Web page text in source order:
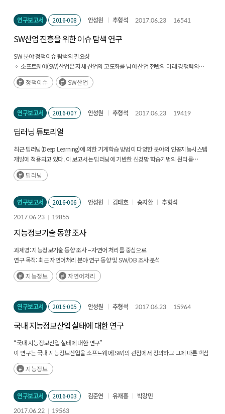
특정 디바이스에 ‘내장된’(embedded) 경우 제조물성을 인정하는 견해가 유력하며,
이러한 경우 제조자의 제조물책임과는 별도로 임베디드 소프트웨어 개발자에게
알고리즘 자체의 제조물책임을 물을 수 있는지도 문제된다. (후략)
연구보고서 2016-008 안성원 추형석 2017.06.23 16541
SW산업 진흥을 위한 이슈 탐색 연구
SW 분야 정책이슈 탐색의 필요성
◦ 소프트웨어(SW)산업은 자체 산업의 고도화를 넘어 산업 전반의 미래 경쟁력의
핵심으로 자리 잡아 가고 있다. 최근 클라우드, 빅데이터, 인공지능, 자율주행 등은
미래산업의 기반인 ICT(Information and Communications Technologies) 융합
◦ 관련 기업들은 경쟁력을 확보하기 위해 소프트웨어 관련 인력채용과 투자를 늘리고
있어 SW분야의 인력 양성과 저작권 관련 제도 등에 대한 이슈는 그만큼 중요하다고 할
수 있음 (후략)
정책이슈 SW산업
연구보고서 2016-007 안성원 추형석 2017.06.23 19419
딥러닝 튜토리얼
최근 딥러닝(Deep Learning)에 의한 기계학습 방법이 다양한 분야의 인공지능시스템
개발에 적용되고 있다. 이 보고서는 딥러닝에 기반한 신경망 학습기법의 원리를
체계적으로 정리된 내용을 제공하기 위한 목적으로 작성되었다. 이 보고서는 인공지능
신경망인 단일퍼셉트론, 다층퍼셉트론(MLP), 컨볼루션 신경망(CNN) 및 순환신경망
구성되어 있다. (후략)
딥러닝
연구보고서 2016-006 안성원 김태호 송지환
추형석
2017.06.23
19855
지능정보기술 동향 조사
과제명: 지능정보기술 동향 조사 – 자연어 처리를 중심으로
연구 목적: 최근 자연어처리 분야 연구 동향 및 SW/DB 조사·분석
연구 필요성: 최근 여러 연구기관에서 다양한 자연어처리 세부분야의 연구를 진행.
(후략)지능정보 자연어처리
연구보고서 2016-005 안성원 추형석 2017.06.23 15964
국내 지능정보산업 실태에 대한 연구
“국내 지능정보산업 실태에 대한 연구”
이 연구는 국내 지능정보산업을 소프트웨어(SW)의 관점에서 정의하고 그에 따른 핵심
및 연관기술과 응용 측면의 분류기준을 제안하는 것을 목적으로 한다. 이를 위해, 국내
지능정보 소프트웨어 기업을 대상으로 설문조사를 수행하여 기업의 실제 현황을
지능정보
연구보고서 2016-003 김준연 유재흥
박강민
2017.06.22
19563